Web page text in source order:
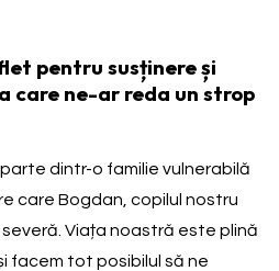
pentru susținere și
care ne-ar reda un strop
dintr-o familie vulnerabilă
care Bogdan, copilul nostru
Viața noastră este plină
facem tot posibilul să ne